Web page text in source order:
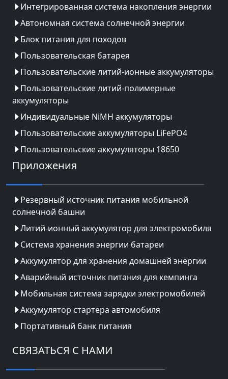
Интегрированная система накопления энергии
Автономная система солнечной энергии
Блок питания для походов
Пользовательская батарея
Пользовательские литий-ионные аккумуляторы
Пользовательские литий-полимерные
аккумуляторы
Индивидуальные NiMH аккумуляторы
Пользовательские аккумуляторы LiFePO4
Пользовательские аккумуляторы 18650
Приложения
Резервный источник питания мобильной
солнечной башни
Литий-ионный аккумулятор для электромобиля
Система хранения энергии батареи
Аккумулятор для хранения домашней энергии
Аварийный источник питания для кемпинга
Мобильная система зарядки электромобилей
Аккумулятор стартера автомобиля
Портативный банк питания
СВЯЗАТЬСЯ С НАМИ